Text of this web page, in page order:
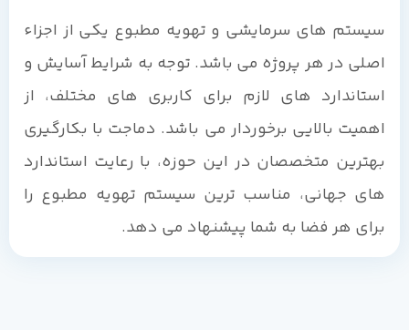
سیستم های سرمایشی و تهویه مطبوع یکی از اجزاء
اصلی در هر پروژه می باشد. توجه به شرایط آسایش و
استاندارد های لازم برای کاربری های مختلف، از
اهمیت بالایی برخوردار می باشد. دماجت با بکارگیری
بهترین متخصصان در این حوزه، با رعایت استاندارد
های جهانی، مناسب ترین سیستم تهویه مطبوع را
برای هر فضا به شما پیشنهاد می دهد.